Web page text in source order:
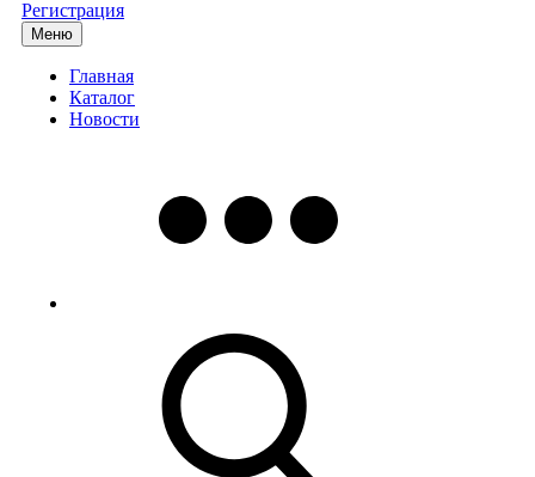
Регистрация
Меню
Главная
Каталог
Новости